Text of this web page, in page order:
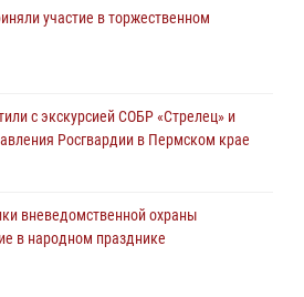
участие в торжественном
с экскурсией СОБР «Стрелец» и
Росгвардии в Пермском крае
вневедомственной охраны
в народном празднике